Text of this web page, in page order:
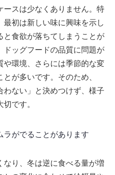
ースは少なくありません。特
初は新しい味に興味を示し
と食欲が落ちてしまうことが
ドッグフードの品質に問題が
や環境、さらには季節的な変
が多いです。そのため、
わない」と決めつけず、様子
です。
ラがでることがあります
り、冬は逆に食べる量が増